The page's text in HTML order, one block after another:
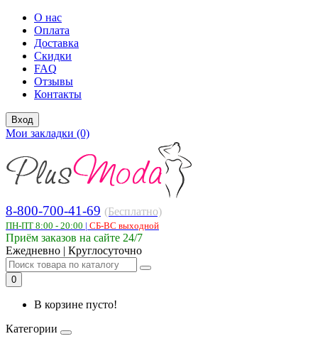
О нас
Оплата
Доставка
Скидки
FAQ
Отзывы
Контакты
Вход
Мои закладки (0)
8-800-700-41-69 (Бесплатно)
ПН-ПТ 8:00 - 20:00 | СБ-ВС выходной
Приём заказов на сайте 24/7
Ежедневно | Круглосуточно
0
В корзине пусто!
Категории